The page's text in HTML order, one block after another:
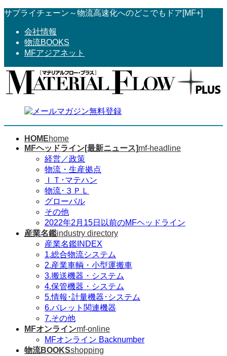
コ
へ
ス
ナ
ョ
ン
サプライチェーン～物流高速化へのどこでもドア[MF+]
会社情報
物流BOOKS
MFアジアネット
HOMEhome
MFヘッドライン[最新ニュース]mf-headline
経営／政策
物流・生産拠点
ＩＴ･マテハン
物流･３ＰＬ
グローバル
その他
2022年2月15日以前のMFヘッドライン
産業名鑑industry directory
産業名鑑INDEX
1.総合物流システム
2.産業車輌・小型運搬車
3.搬送機器・システム
4.保管機器・システム
5.情報･計量機器･システム
6.パレット関連機器
7.その他
MFオンラインmf-online
MFオンライン Backnumber
物流BOOKSshopping